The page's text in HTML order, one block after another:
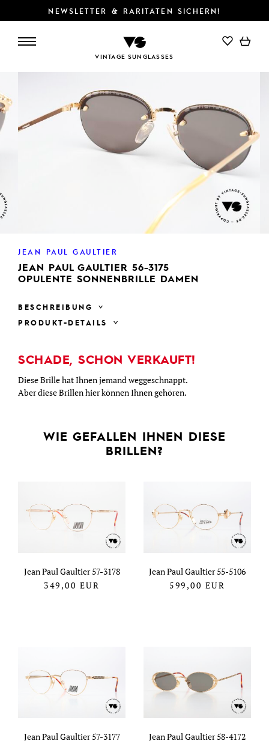
NEWSLETTER & RARITÄTEN SICHERN!
VINTAGE SUNGLASSES
JEAN PAUL GAULTIER
JEAN PAUL GAULTIER 56-3175
OPULENTE SONNENBRILLE DAMEN
BESCHREIBUNG
PRODUKT-DETAILS
SCHADE, SCHON VERKAUFT!
Diese Brille hat Ihnen jemand weggeschnappt.
Aber diese Brillen hier können Ihnen gehören.
WIE GEFALLEN IHNEN DIESE
BRILLEN?
Jean Paul Gaultier 57-3178
349,00 EUR
Jean Paul Gaultier 55-5106
599,00 EUR
Jean Paul Gaultier 57-3177
Jean Paul Gaultier 58-4172